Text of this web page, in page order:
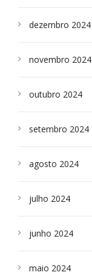
dezembro 2024
novembro 2024
outubro 2024
setembro 2024
agosto 2024
julho 2024
junho 2024
maio 2024